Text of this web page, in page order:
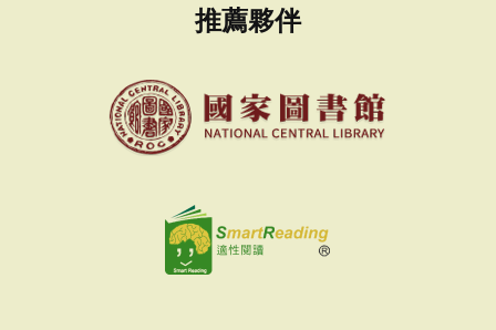
推薦夥伴